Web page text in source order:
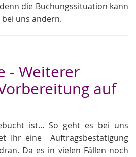
die Buchungssituation kann
uns ändern.
- Weiterer
auf
ist... So geht es bei uns
Ihr eine Auftragsbestätigung
Da es in vielen Fällen noch